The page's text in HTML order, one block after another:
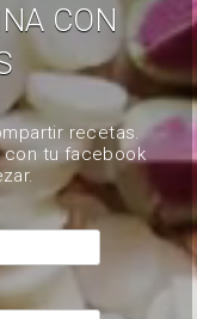
CON
recetas.
con tu facebook